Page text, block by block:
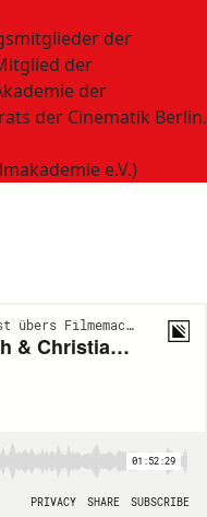
der
der
der
der Cinematik Berlin.
e.V.)